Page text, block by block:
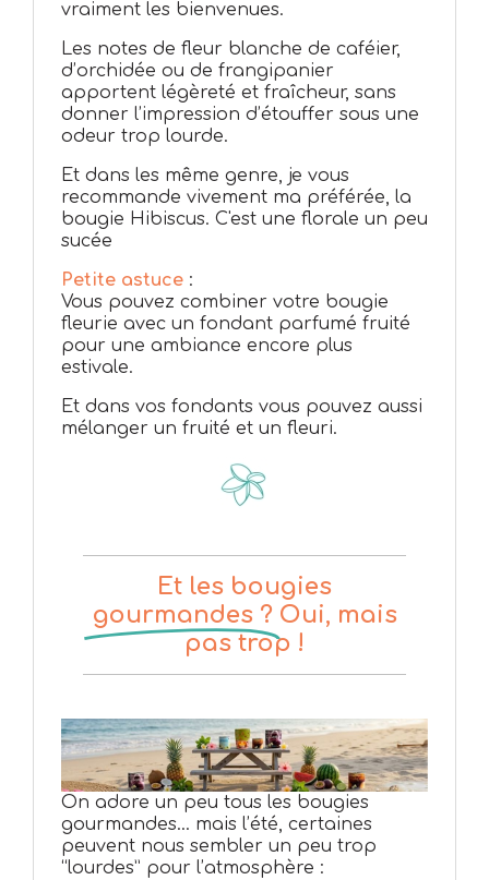
vraiment les bienvenues.
Les notes de fleur blanche de caféier,
d’orchidée ou de frangipanier
apportent légèreté et fraîcheur, sans
donner l’impression d’étouffer sous une
odeur trop lourde.
Et dans les même genre, je vous
recommande vivement ma préférée, la
bougie Hibiscus. C'est une florale un peu
sucée
Petite astuce :
Vous pouvez combiner votre bougie
fleurie avec un fondant parfumé fruité
pour une ambiance encore plus
estivale.
Et dans vos fondants vous pouvez aussi
mélanger un fruité et un fleuri.
Et les bougies
gourmandes ? Oui, mais
pas trop !
On adore un peu tous les bougies
gourmandes… mais l’été, certaines
peuvent nous sembler un peu trop
“lourdes” pour l’atmosphère :